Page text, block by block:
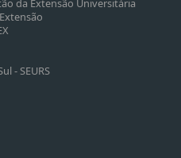
da Extensão Universitária
- SEURS